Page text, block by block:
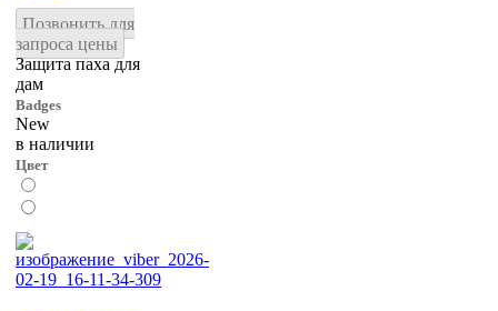
Позвонить для
запроса цены
Защита паха для
дам
Badges
New
в наличии
Цвет